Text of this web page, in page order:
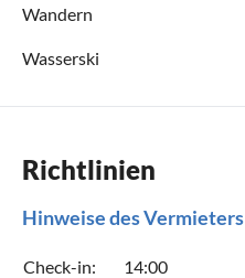
Wandern
Wasserski
Richtlinien
Hinweise des Vermieters
Check-in:
14:00